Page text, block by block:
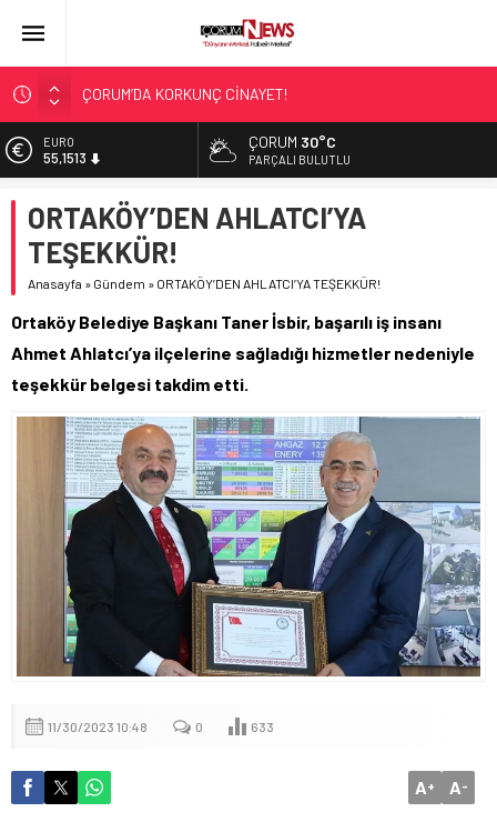
ÇORUM’DA KORKUNÇ CİNAYET!
ASLAN, CUMHURBAŞKANI BAŞDANIŞMANI OLDU
SIR PERDESİ ÇÖZÜLDÜ!
ÇATIDAN DÜŞTÜ!
EURO
55,1513
6.635,91
BİST
13.779,39
47,7178
ÇORUM 30°C
PARÇALI BULUTLU
ORTAKÖY’DEN AHLATCI’YA
TEŞEKKÜR!
Anasayfa » Gündem » ORTAKÖY’DEN AHLATCI’YA TEŞEKKÜR!
Ortaköy Belediye Başkanı Taner İsbir, başarılı iş insanı
Ahmet Ahlatcı’ya ilçelerine sağladığı hizmetler nedeniyle
teşekkür belgesi takdim etti.
11/30/2023 10:48 0 633
A+ A-